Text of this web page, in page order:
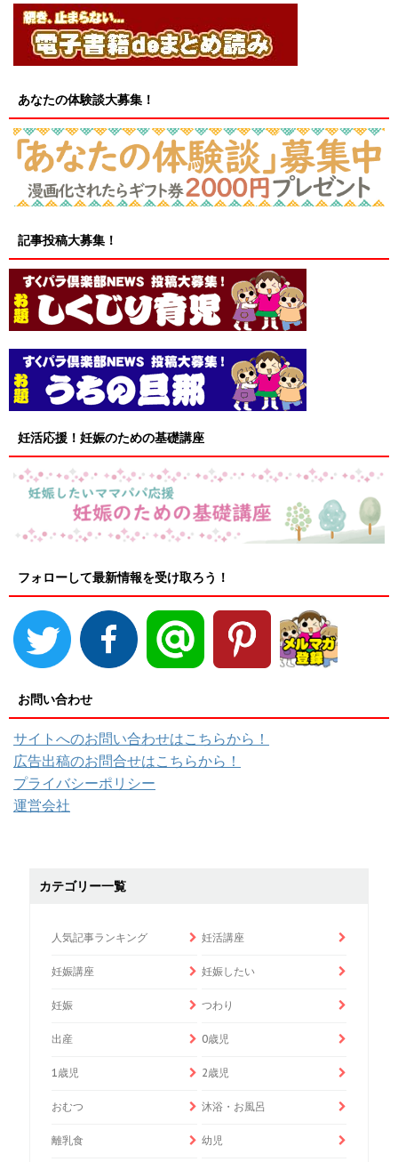
あなたの体験談大募集！
記事投稿大募集！
妊活応援！妊娠のための基礎講座
フォローして最新情報を受け取ろう！
お問い合わせ
サイトへのお問い合わせはこちらから！
広告出稿のお問合せはこちらから！
プライバシーポリシー
運営会社
カテゴリー一覧
人気記事ランキング 妊活講座
妊娠講座 妊娠したい
妊娠 つわり
出産 0歳児
1歳児 2歳児
おむつ 沐浴・お風呂
離乳食 幼児